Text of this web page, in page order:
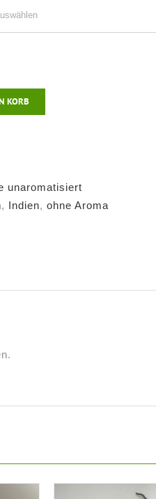
KORB
unaromatisiert
, Indien, ohne Aroma